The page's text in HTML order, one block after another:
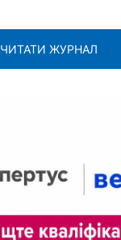
ЧИТАТИ ЖУРНАЛ